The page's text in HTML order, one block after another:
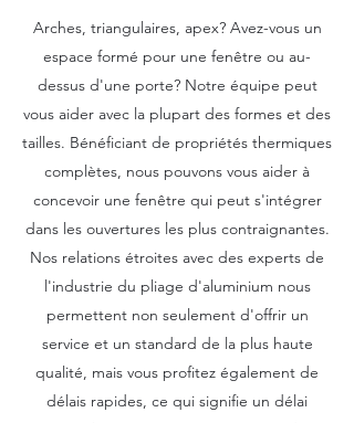
Arches, triangulaires, apex? Avez-vous un
espace formé pour une fenêtre ou au-
dessus d'une porte? Notre équipe peut
vous aider avec la plupart des formes et des
tailles. Bénéficiant de propriétés thermiques
complètes, nous pouvons vous aider à
concevoir une fenêtre qui peut s'intégrer
dans les ouvertures les plus contraignantes.
Nos relations étroites avec des experts de
l'industrie du pliage d'aluminium nous
permettent non seulement d'offrir un
service et un standard de la plus haute
qualité, mais vous profitez également de
délais rapides, ce qui signifie un délai